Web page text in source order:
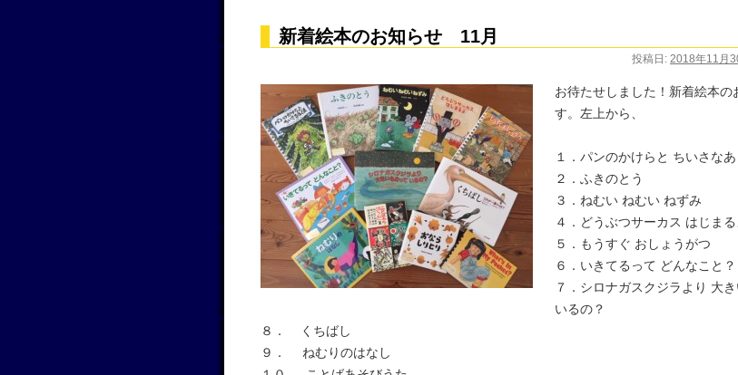
新着絵本のお知らせ 11月
投稿日: 2018年11月
お待たせしました！新着絵本の
す。左上から、
１．パンのかけらと ちいさなあ
２．ふきのとう
３．ねむい ねむい ねずみ
４．どうぶつサーカス はじまる
５．もうすぐ おしょうがつ
６．いきてるって どんなこと？
７．シロナガスクジラより 大
いるの？
８． くちばし
９． ねむりのはなし